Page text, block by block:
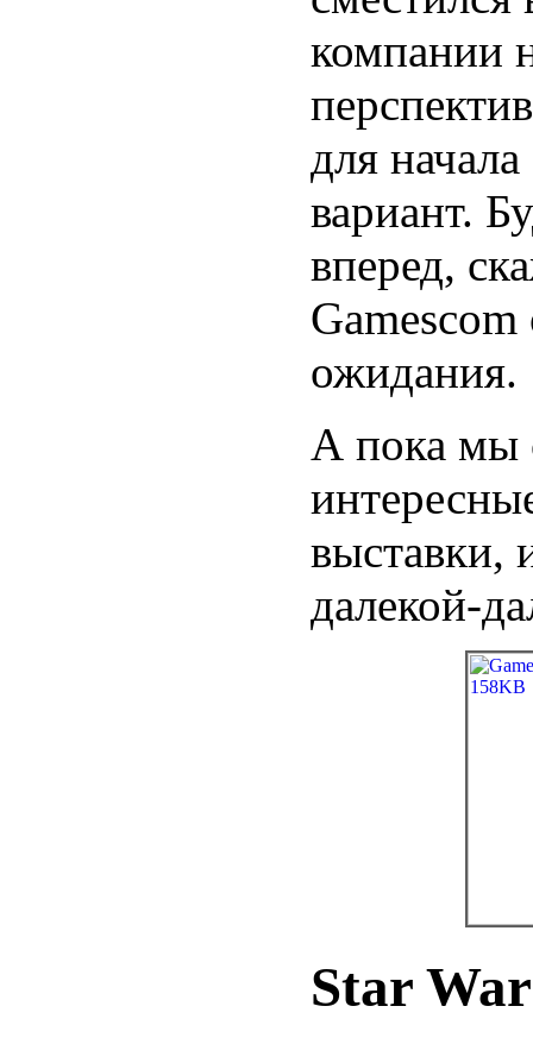
компании
для
вариант.
вперед,
ожидания.
А пока мы
выставки,
далекой-
Star